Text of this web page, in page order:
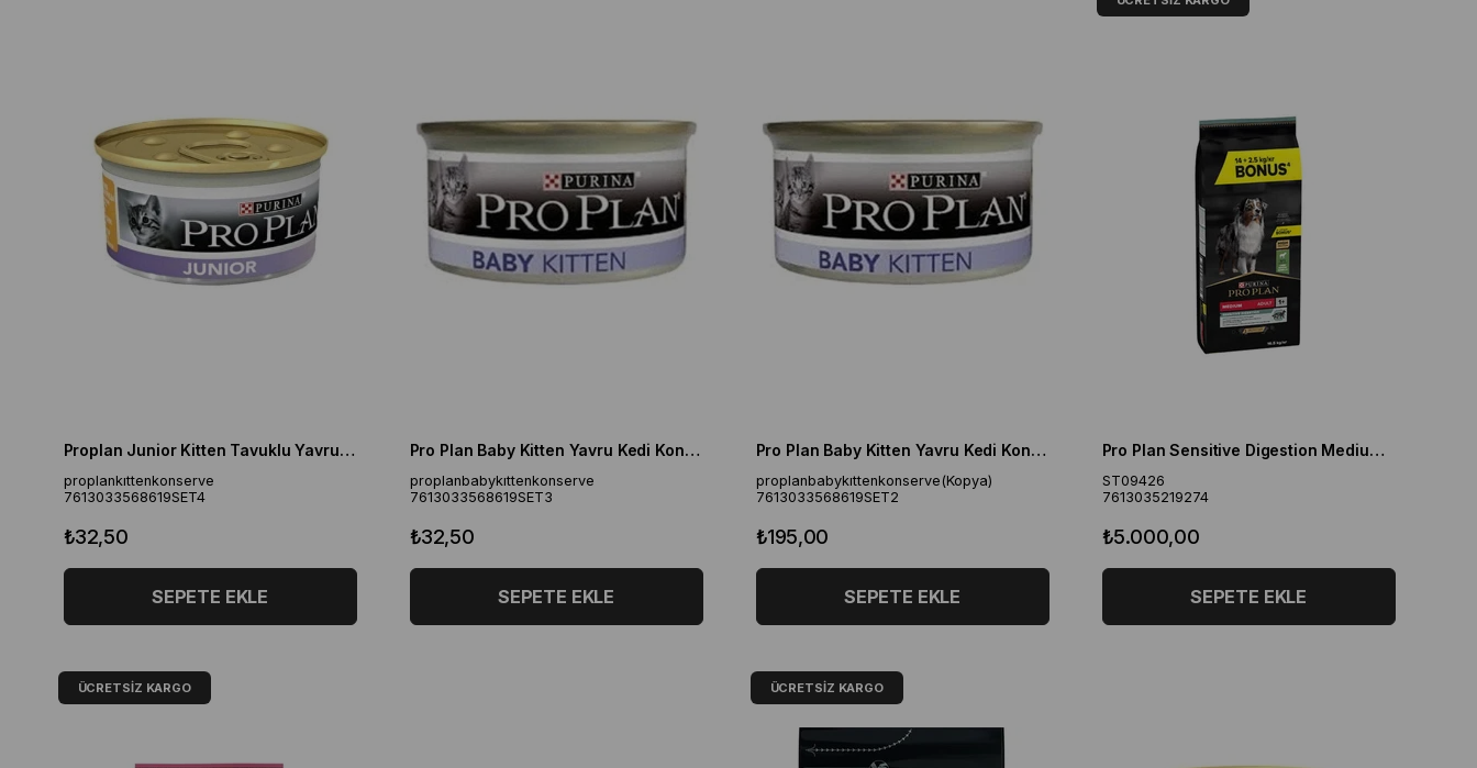
Proplan Junior Kitten Tavuklu Yavru Kedi Yaş Maması
proplankıttenkonserve
7613033568619SET4
₺32,50
SEPETE EKLE
Pro Plan Baby Kitten Yavru Kedi Konserve 85 gr
proplanbabykıttenkonserve
7613033568619SET3
₺32,50
SEPETE EKLE
Pro Plan Baby Kitten Yavru Kedi Konserve 85 gr x 6 adet
proplanbabykıttenkonserve(Kopya)
7613033568619SET2
₺195,00
SEPETE EKLE
Pro Plan Sensitive Digestion Medium Kuzu Etli 14 + 2.5 kg Yetişkin Köpek Maması
ST09426
7613035219274
₺5.000,00
SEPETE EKLE
ÜCRETSIZ KARGO ÜCRETSIZ KARGO